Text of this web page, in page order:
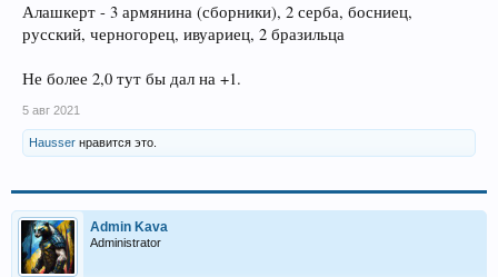
Алашкерт - 3 армянина (сборники), 2 серба, босниец,
русский, черногорец, ивуариец, 2 бразильца
Не более 2,0 тут бы дал на +1.
5 авг 2021
Hausser нравится это.
Admin Kava
Administrator